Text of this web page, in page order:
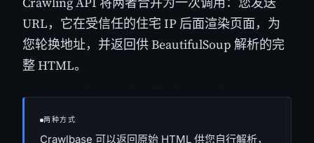
URL，它在受信任的住宅 IP 后面渲染页面，为
您轮换地址，并返回供 BeautifulSoup 解析的完
整 HTML。
两种方式
Crawlbase 可以返回原始 HTML 供您自行解析，